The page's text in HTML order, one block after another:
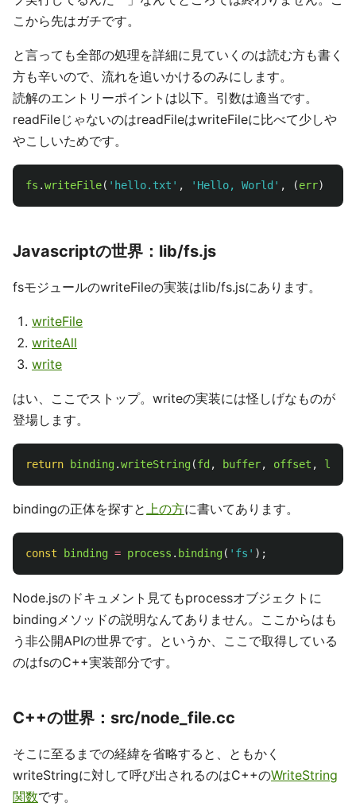
こから先はガチです。
と言っても全部の処理を詳細に見ていくのは読む方も書く
方も辛いので、流れを追いかけるのみにします。
読解のエントリーポイントは以下。引数は適当です。
readFileじゃないのはreadFileはwriteFileに比べて少しや
やこしいためです。
fs .writeFile( ' hello.txt ' , ' Hello, World ' , (err)
Javascriptの世界：lib/fs.js
fsモジュールのwriteFileの実装はlib/fs.jsにあります。
writeFile
writeAll
write
はい、ここでストップ。writeの実装には怪しげなものが
登場します。
return binding.writeString(fd , buffer, offset ,
bindingの正体を探すと 上の方に書いてあります。
const binding = process . binding( ' fs ' );
Node.jsのドキュメント見てもprocessオブジェクトに
bindingメソッドの説明なんてありません。ここからはも
う非公開APIの世界です。というか、ここで取得している
のはfsのC++実装部分です。
C++の世界：src/node_file.cc
そこに至るまでの経緯を省略すると、ともかく
writeStringに対して呼び出されるのはC++のWriteString
関数です。